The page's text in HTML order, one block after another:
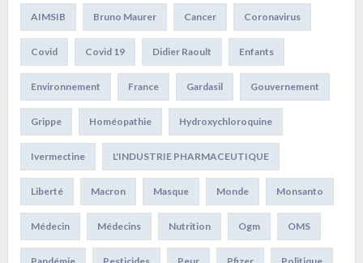
AIMSIB Bruno Maurer Cancer Coronavirus
Covid Covid 19 Didier Raoult Enfants
Environnement France Gardasil Gouvernement
Grippe Homéopathie Hydroxychloroquine
Ivermectine L'INDUSTRIE PHARMACEUTIQUE
Liberté Macron Masque Monde Monsanto
Médecin Médecins Nutrition Ogm OMS